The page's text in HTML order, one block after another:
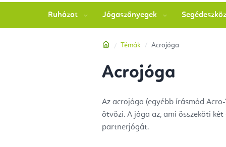
Ruházat Jógaszőnyegek
Kezdőlap
Témák Acrojóga
Acrojóga
Az acrojóga (egyébb írásmód
ötvözi. A jóga az, ami összeköti
partnerjógát.